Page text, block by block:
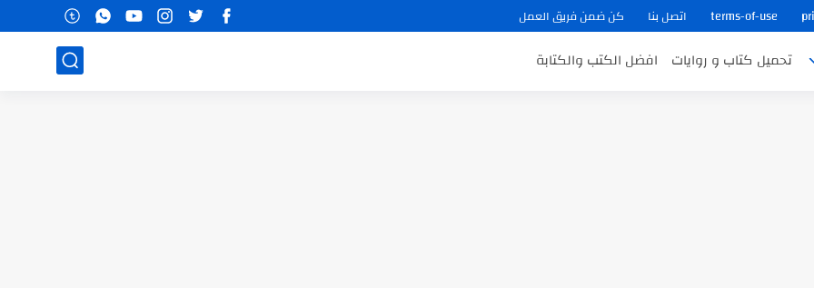
terms-of-use اتصل بنا كن ضمن فريق العمل
تحميل كتاب و روايات افضل الكتب والكتابة